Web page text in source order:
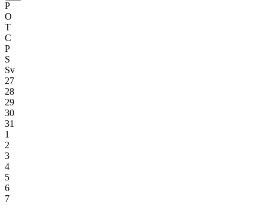
P
O
T
C
P
S
Sv
27
28
29
30
31
1
2
3
4
5
6
7